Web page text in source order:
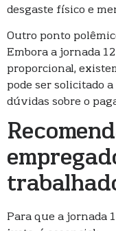
desgaste físico e
Outro ponto
Embora a jornada
proporcional,
pode ser solicitado
dúvidas sobre o
Para que a jornada